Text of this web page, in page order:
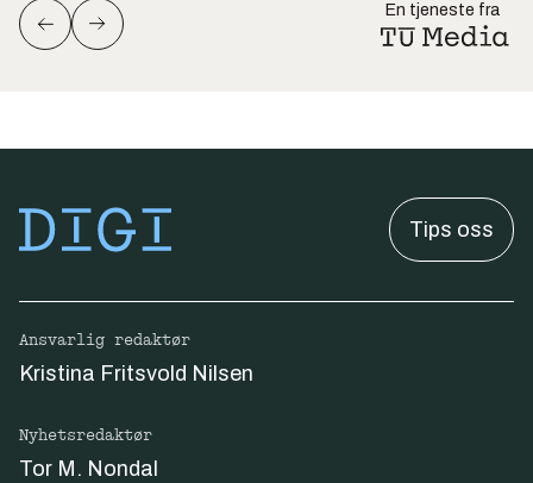
En tjeneste fra
Tips oss
Ansvarlig redaktør
Kristina Fritsvold Nilsen
Nyhetsredaktør
Tor M. Nondal